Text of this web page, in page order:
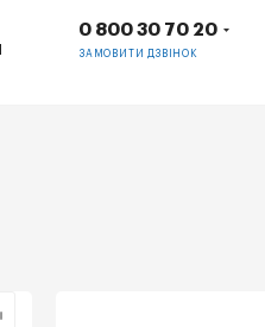
0 800 30 70 20
ЗАМОВИТИ ДЗВІНОК